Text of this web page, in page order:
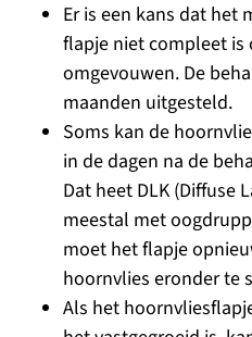
Er is een kans dat het
flapje niet compleet is
omgevouwen. De
maanden uitgesteld.
Soms kan de
in de dagen na de
Dat heet DLK (Diffuse
meestal met
moet het flapje
hoornvlies eronder te
Als het